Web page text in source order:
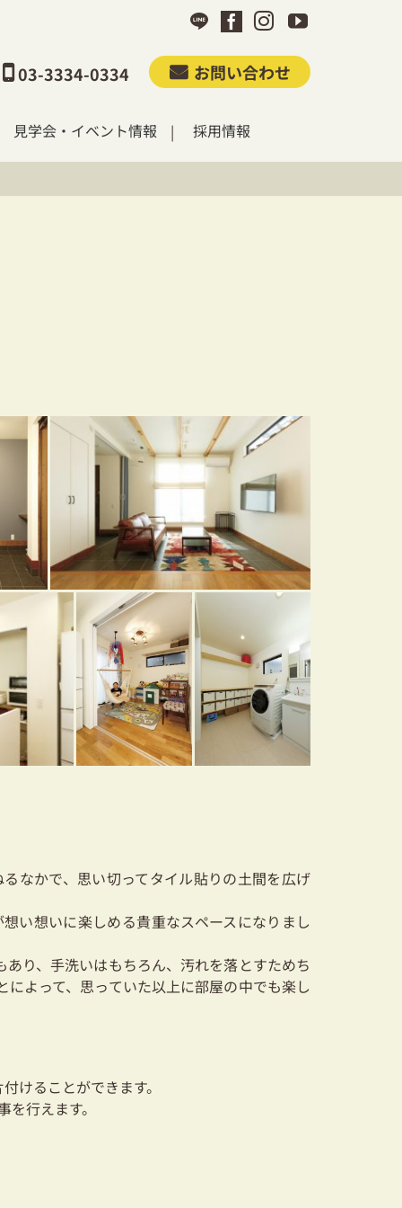
03-3334-0334 お問い合わせ
見学会・イベント情報 採用情報
なかで、思い切ってタイル貼りの土間を広げ
い想いに楽しめる貴重なスペースになりまし
り、手洗いはもちろん、汚れを落とすためち
よって、思っていた以上に部屋の中でも楽し
けることができます。
行えます。